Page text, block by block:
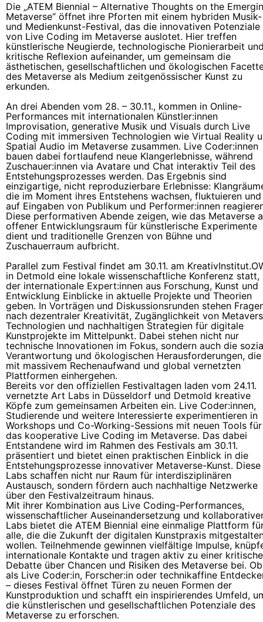
Die „ATEM Biennial – Alternative Thoughts on the
Metaverse“ öffnet ihre Pforten mit einem hybriden Musik-
und Medienkunst-Festival, das die innovativen Potenziale
von Live Coding im Metaverse auslotet. Hier treffen
künstlerische Neugierde, technologische Pionierarbeit
kritische Reflexion aufeinander, um gemeinsam die
ästhetischen, gesellschaftlichen und ökologischen
des Metaverse als Medium zeitgenössischer Kunst zu
erkunden.
An drei Abenden vom 28. – 30.11., kommen in Online-
Performances mit internationalen Künstler:innen
Improvisation, generative Musik und Visuals durch Live
Coding mit immersiven Technologien wie Virtual Reality
Spatial Audio im Metaverse zusammen. Live Coder:innen
bauen dabei fortlaufend neue Klangerlebnisse, während
Zuschauer:innen via Avatare und Chat interaktiv Teil des
Entstehungsprozesses werden. Das Ergebnis sind
einzigartige, nicht reproduzierbare Erlebnisse:
die im Moment ihres Entstehens wachsen, fluktuieren und
auf Eingaben von Publikum und Performer:innen
Diese performativen Abende zeigen, wie das Metaverse
offener Entwicklungsraum für künstlerische Experimente
dient und traditionelle Grenzen von Bühne und
Zuschauerraum aufbricht.
Parallel zum Festival findet am 30.11. am
in Detmold eine lokale wissenschaftliche Konferenz statt,
der internationale Expert:innen aus Forschung, Kunst und
Entwicklung Einblicke in aktuelle Projekte und Theorien
geben. In Vorträgen und Diskussionsrunden stehen
nach dezentraler Kreativität, Zugänglichkeit von
Technologien und nachhaltigen Strategien für digitale
Kunstprojekte im Mittelpunkt. Dabei stehen nicht nur
technische Innovationen im Fokus, sondern auch die
Verantwortung und ökologischen Herausforderungen, die
mit massivem Rechenaufwand und global vernetzten
Plattformen einhergehen.
Bereits vor den offiziellen Festivaltagen laden vom 24.11.
vernetzte Art Labs in Düsseldorf und Detmold kreative
Köpfe zum gemeinsamen Arbeiten ein. Live Coder:innen,
Studierende und weitere Interessierte experimentieren in
Workshops und Co-Working-Sessions mit neuen Tools für
das kooperative Live Coding im Metaverse. Das dabei
Entstandene wird im Rahmen des Festivals am 30.11.
präsentiert und bietet einen praktischen Einblick in die
Entstehungsprozesse innovativer Metaverse-Kunst. Diese
Labs schaffen nicht nur Raum für interdisziplinären
Austausch, sondern fördern auch nachhaltige Netzwerke
über den Festivalzeitraum hinaus.
Mit ihrer Kombination aus Live Coding-Performances,
wissenschaftlicher Auseinandersetzung und
Labs bietet die ATEM Biennial eine einmalige Plattform
alle, die die Zukunft der digitalen Kunstpraxis
wollen. Teilnehmende gewinnen vielfältige Impulse,
internationale Kontakte und tragen aktiv zu einer
Debatte über Chancen und Risiken des Metaverse bei. Ob
als Live Coder:in, Forscher:in oder technikaffine
– dieses Festival öffnet Türen zu neuen Formen der
Kunstproduktion und schafft ein inspirierendes Umfeld,
die künstlerischen und gesellschaftlichen Potenziale des
Metaverse zu erforschen.